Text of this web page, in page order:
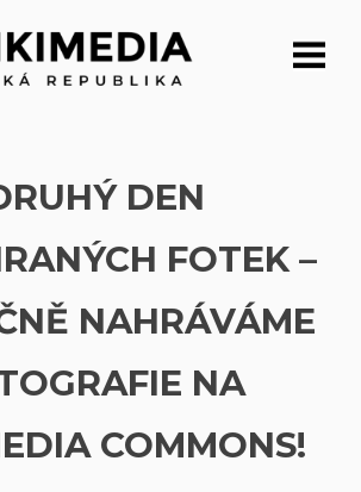
DEN
FOTEK –
NAHRÁVÁME
NA
COMMONS!